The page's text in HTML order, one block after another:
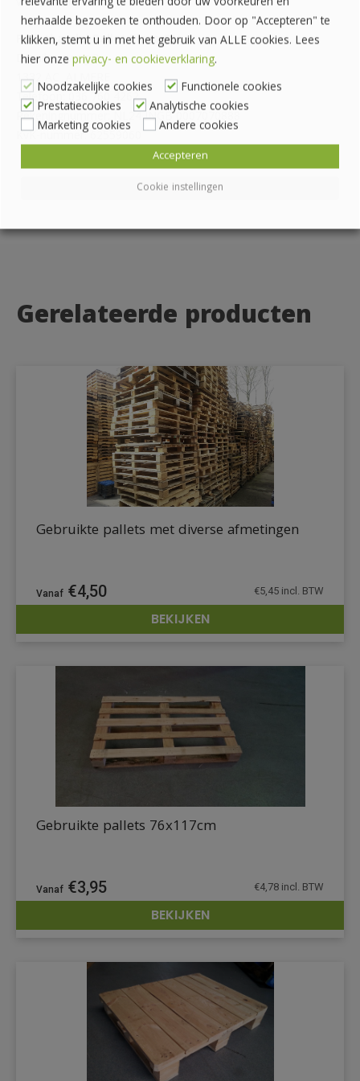
Pallethandel Pallet Plaza B.V.
Draaibrugweg 2
1332 AC ALMERE
Telefoon: 036 760 4262
Rekeningnummer: NL24 INGB 0007070888
KvK-nummer: 62559060
Gerelateerde producten
DETAILS
Gebruikte pallets met diverse afmetingen
€4,50 €5,45 incl. BTW
BEKIJKEN
DETAILS
Gebruikte pallets 76x117cm
€3,95 €4,78 incl. BTW
BEKIJKEN
herhaalde bezoeken te onthouden. Door op "Accepteren" te
klikken, stemt u in met het gebruik van ALLE cookies. Lees
hier onze privacy- en cookieverklaring.
Noodzakelijke cookies
Functionele cookies
Prestatiecookies
Analytische cookies
Marketing cookies
Andere cookies
Cookie instellingen
Accepteren